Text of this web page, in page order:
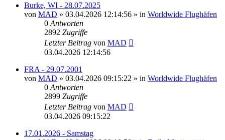
Burke, WI - 28.07.2025
von MAD » 03.04.2026 12:14:56 » in Worldwide Flughäfen
0 Antworten
2892 Zugriffe
Letzter Beitrag von MAD
03.04.2026 12:14:56
FRA - 29.07.2001
von MAD » 03.04.2026 09:15:22 » in Worldwide Flughäfen
0 Antworten
2899 Zugriffe
Letzter Beitrag von MAD
03.04.2026 09:15:22
17.01.2026 - Samstag